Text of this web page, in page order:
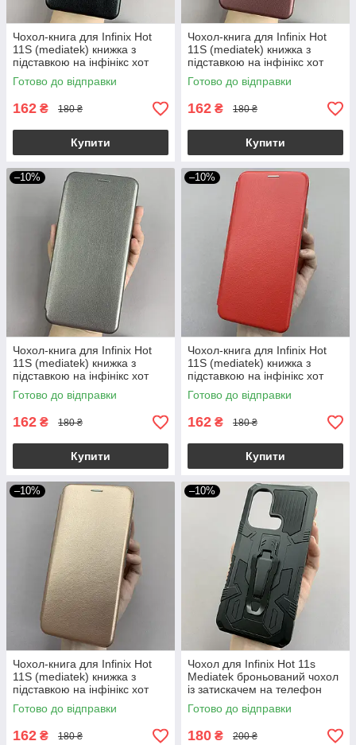
Чохол-книга для Infinix Hot
11S (mediatek) книжка з
підставкою на інфінікс хот
11с чорна stn
Готово до відправки
162 ₴ 180 ₴
Купити
Чохол-книга для Infinix Hot
11S (mediatek) книжка з
підставкою на інфінікс хот
11с бордова stn
Готово до відправки
162 ₴ 180 ₴
Купити
–10%
Чохол-книга для Infinix Hot
11S (mediatek) книжка з
підставкою на інфінікс хот
11с сіра stn
Готово до відправки
162 ₴ 180 ₴
Купити
–10%
Чохол-книга для Infinix Hot
11S (mediatek) книжка з
підставкою на інфінікс хот
11с червона stn
Готово до відправки
162 ₴ 180 ₴
Купити
–10%
Чохол-книга для Infinix Hot
11S (mediatek) книжка з
підставкою на інфінікс хот
11с рожеве золото stn
Готово до відправки
162 ₴ 180 ₴
–10%
Чохол для Infinix Hot 11s
Mediatek броньований чохол
із затискачем на телефон
інфінікс хот 11с чорний u7e
Готово до відправки
180 ₴ 200 ₴